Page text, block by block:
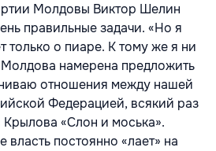
Молдовы Виктор Шелин
правильные задачи. «Но я
только о пиаре. К тому же я ни
намерена предложить
отношения между нашей
Федерацией, всякий раз
«Слон и моська».
постоянно «лает» на